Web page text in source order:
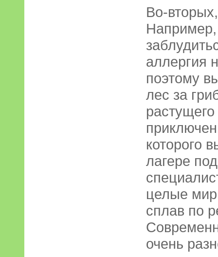
Во-
аллергия
поэтому
лес за
которого
лагере
целые
сплав по
очень